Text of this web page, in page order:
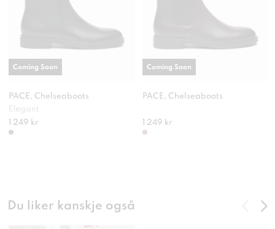
PACE, Chelseaboots
Elegant
1 249 kr
Coming Soon
PACE, Chelseaboots
1 249 kr
Coming Soon
Du liker kanskje også